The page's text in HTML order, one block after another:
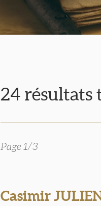
24 résultats
Page 1/3
Casimir